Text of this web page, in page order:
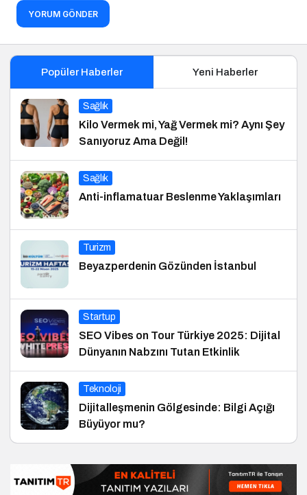
YORUM GÖNDER
Popüler Haberler Yeni Haberler
Sağlık
Kilo Vermek mi, Yağ Vermek mi? Aynı Şey
Sanıyoruz Ama Değil!
Sağlık
Anti-inflamatuar Beslenme Yaklaşımları
Turizm
Beyazperdenin Gözünden İstanbul
Startup
SEO Vibes on Tour Türkiye 2025: Dijital
Dünyanın Nabzını Tutan Etkinlik
Teknoloji
Dijitalleşmenin Gölgesinde: Bilgi Açığı
Büyüyor mu?